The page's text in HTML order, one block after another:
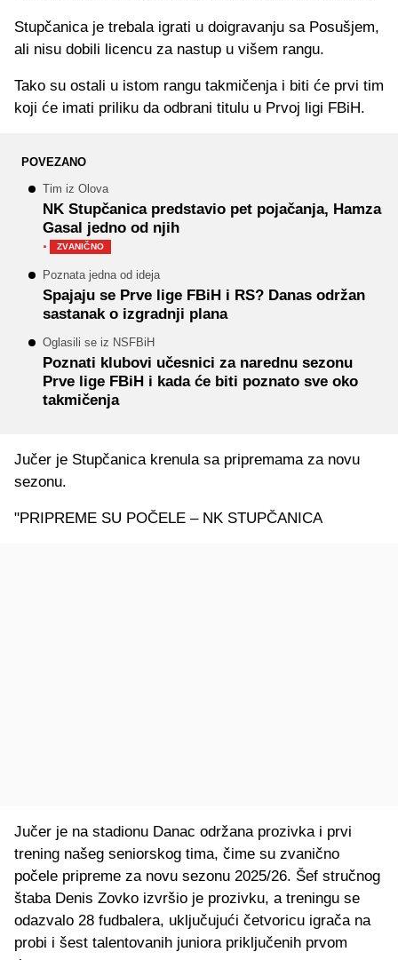
Stupčanica je trebala igrati u doigravanju sa Posušjem,
ali nisu dobili licencu za nastup u višem rangu.
Tako su ostali u istom rangu takmičenja i biti će prvi tim
koji će imati priliku da odbrani titulu u Prvoj ligi FBiH.
POVEZANO
Tim iz Olova
NK Stupčanica predstavio pet pojačanja, Hamza
Gasal jedno od njih
· ZVANIČNO
Poznata jedna od ideja
Spajaju se Prve lige FBiH i RS? Danas održan
sastanak o izgradnji plana
Oglasili se iz NSFBiH
Poznati klubovi učesnici za narednu sezonu
Prve lige FBiH i kada će biti poznato sve oko
takmičenja
Jučer je Stupčanica krenula sa pripremama za novu
sezonu.
"PRIPREME SU POČELE – NK STUPČANICA
Jučer je na stadionu Danac održana prozivka i prvi
trening našeg seniorskog tima, čime su zvanično
počele pripreme za novu sezonu 2025/26. Šef stručnog
štaba Denis Zovko izvršio je prozivku, a treningu se
odazvalo 28 fudbalera, uključujući četvoricu igrača na
probi i šest talentovanih juniora priključenih prvom